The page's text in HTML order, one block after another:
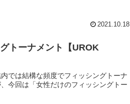
2021.10.18
トーナメント【UROK
では結構な頻度でフィッシングトーナ
今回は「女性だけのフィッシングトー